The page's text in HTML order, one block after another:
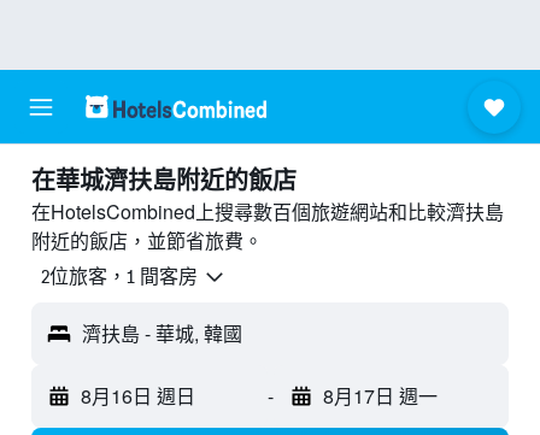
​在華城濟扶島附近​的飯店
在HotelsCombined上搜尋數百個旅遊網站和比較濟扶島
附近的飯店，並節省旅費。
2位旅客，1 間客房
濟扶島 - 華城, 韓國
8月16日 週日 - 8月17日 週一